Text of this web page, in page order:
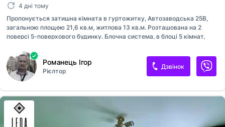
4 дні тому
Пропонується затишна кімната в гуртожитку, Автозаводська 25В,
загальною площею 21,6 кв.м, житлова 13 кв.м. Розташована на 2
поверсі 5-поверхового будинку. Блочна система, в блоці 5 кімнат,
повністю готова до проживання: залишається вся обстановка.
Світла, тепла, з усіма необхідними зручностями чудовий варіант для
себе або під оренду. Будинок знаходиться в Оболонському районі,
зручна транспортна розв'язка, поруч магазини, школи, зупинки
громадського транспорту.
Романець Ігор
Рієлтор
Дзвінок